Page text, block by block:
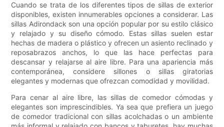
Cuando se trata de los diferentes tipos de sillas de exterior
disponibles, existen innumerables opciones a considerar. Las
sillas Adirondack son una opción popular por su estilo clásico
y relajado y su diseño cómodo. Estas sillas suelen estar
hechas de madera o plástico y ofrecen un asiento reclinado y
reposabrazos anchos, lo que las hace perfectas para
descansar y relajarse al aire libre. Para una apariencia más
contemporánea, considere sillones o sillas giratorias
elegantes y modernas que ofrezcan comodidad y movilidad.
Para cenar al aire libre, las sillas de comedor cómodas y
elegantes son imprescindibles. Ya sea que prefiera un juego
de comedor tradicional con sillas acolchadas o un ambiente